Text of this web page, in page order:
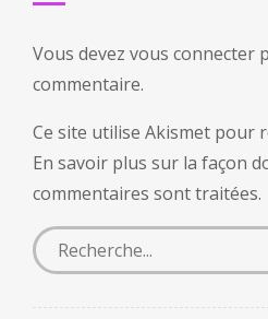
Vous devez vous connecter
commentaire.
Ce site utilise Akismet pour
En savoir plus sur la façon
commentaires sont traitées.